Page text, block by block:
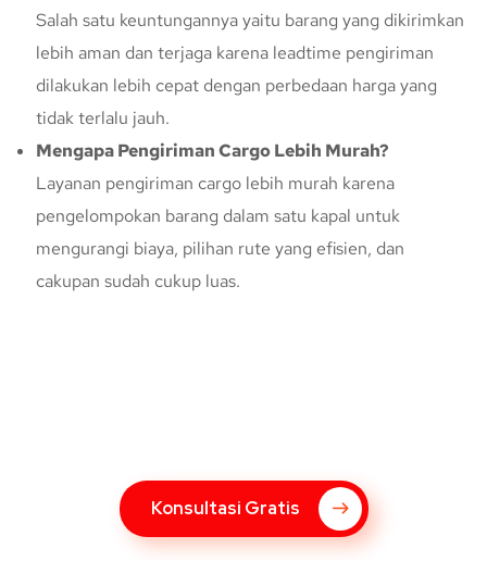
Salah satu keuntungannya yaitu barang yang dikirimkan
lebih aman dan terjaga karena leadtime pengiriman
dilakukan lebih cepat dengan perbedaan harga yang
tidak terlalu jauh.
Mengapa Pengiriman Cargo Lebih Murah?
Layanan pengiriman cargo lebih murah karena
pengelompokan barang dalam satu kapal untuk
mengurangi biaya, pilihan rute yang efisien, dan
cakupan sudah cukup luas.
Konsultasi Gratis